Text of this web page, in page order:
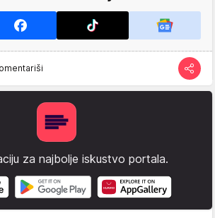
za najbolje iskustvo portala.